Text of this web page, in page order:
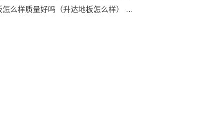
升达地板怎么样质量好吗（升达地板怎么样） 天天快资讯